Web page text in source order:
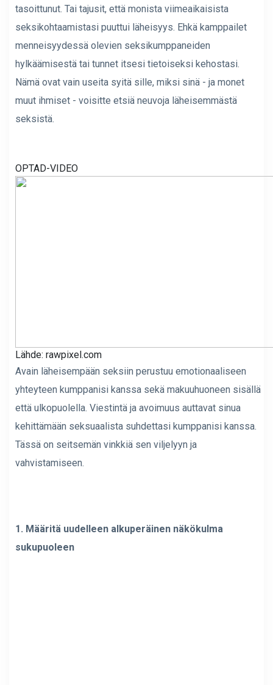
tasoittunut. Tai tajusit, että monista viimeaikaisista
seksikohtaamistasi puuttui läheisyys. Ehkä kamppailet
menneisyydessä olevien seksikumppaneiden
hylkäämisestä tai tunnet itsesi tietoiseksi kehostasi.
Nämä ovat vain useita syitä sille, miksi sinä - ja monet
muut ihmiset - voisitte etsiä neuvoja läheisemmästä
seksistä.
OPTAD-VIDEO
Lähde: rawpixel.com
Avain läheisempään seksiin perustuu emotionaaliseen
yhteyteen kumppanisi kanssa sekä makuuhuoneen sisällä
että ulkopuolella. Viestintä ja avoimuus auttavat sinua
kehittämään seksuaalista suhdettasi kumppanisi kanssa.
Tässä on seitsemän vinkkiä sen viljelyyn ja
vahvistamiseen.
1. Määritä uudelleen alkuperäinen näkökulma
sukupuoleen